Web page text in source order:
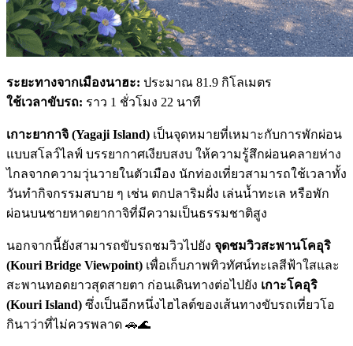
ระยะทางจากเมืองนาฮะ: ประมาณ 81.9 กิโลเมตร
ใช้เวลาขับรถ: ราว 1 ชั่วโมง 22 นาที
เกาะยากาจิ (Yagaji Island) เป็นจุดหมายที่เหมาะกับการพักผ่อน
แบบสโลว์ไลฟ์ บรรยากาศเงียบสงบ ให้ความรู้สึกผ่อนคลายห่าง
ไกลจากความวุ่นวายในตัวเมือง นักท่องเที่ยวสามารถใช้เวลาทั้ง
วันทำกิจกรรมสบาย ๆ เช่น ตกปลาริมฝั่ง เล่นน้ำทะเล หรือพัก
ผ่อนบนชายหาดยากาจิที่มีความเป็นธรรมชาติสูง
นอกจากนี้ยังสามารถขับรถชมวิวไปยัง จุดชมวิวสะพานโคอุริ
(Kouri Bridge Viewpoint) เพื่อเก็บภาพทิวทัศน์ทะเลสีฟ้าใสและ
สะพานทอดยาวสุดสายตา ก่อนเดินทางต่อไปยัง เกาะโคอุริ
(Kouri Island) ซึ่งเป็นอีกหนึ่งไฮไลต์ของเส้นทางขับรถเที่ยวโอ
กินาว่าที่ไม่ควรพลาด 🚗🌊